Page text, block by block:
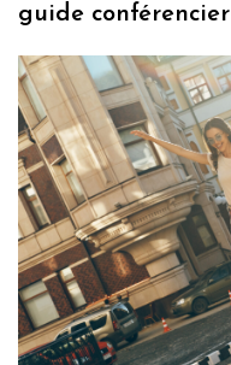
guide conférencier